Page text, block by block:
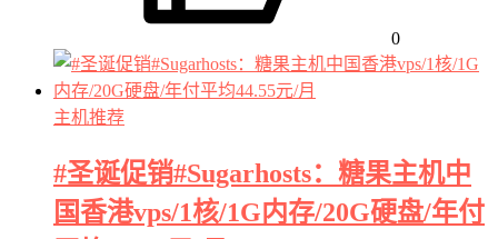
0
主机推荐
#圣诞促销#Sugarhosts：糖果主机中
国香港vps/1核/1G内存/20G硬盘/年付